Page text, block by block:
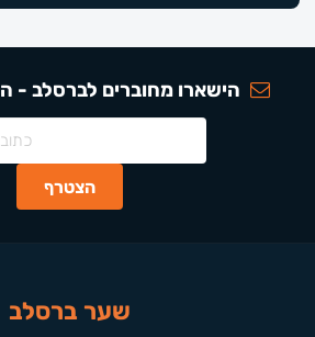
הישארו מחוברים לברסלב -
שער ברסלב